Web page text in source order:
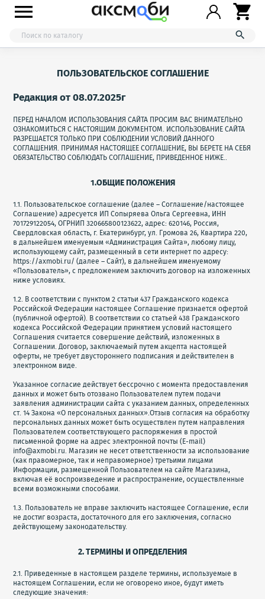



ПОЛЬЗОВАТЕЛЬСКОЕ СОГЛАШЕНИЕ
Редакция от 08.07.2025г
ПЕРЕД НАЧАЛОМ ИСПОЛЬЗОВАНИЯ САЙТА ПРОСИМ ВАС ВНИМАТЕЛЬНО
ОЗНАКОМИТЬСЯ С НАСТОЯЩИМ ДОКУМЕНТОМ. ИСПОЛЬЗОВАНИЕ САЙТА
РАЗРЕШАЕТСЯ ТОЛЬКО ПРИ СОБЛЮДЕНИИ УСЛОВИЙ ДАННОГО
СОГЛАШЕНИЯ. ПРИНИМАЯ НАСТОЯЩЕЕ СОГЛАШЕНИЕ, ВЫ БЕРЕТЕ НА СЕБЯ
ОБЯЗАТЕЛЬСТВО СОБЛЮДАТЬ СОГЛАШЕНИЕ, ПРИВЕДЕННОЕ НИЖЕ..
1.ОБЩИЕ ПОЛОЖЕНИЯ
1.1. Пользовательское соглашение (далее – Соглашение/настоящее
Соглашение) адресуется ИП Сопыряева Ольга Сергеевна, ИНН
701729122054, ОГРНИП 320665800123622, адрес: 620146, Россия,
Свердловская область, г. Екатеринбург, ул. Громова 26, Квартира 220,
в дальнейшем именуемым «Администрация Сайта», любому лицу,
использующему сайт, размещенный в сети интернет по адресу:
https://axmobi.ru/ (далее – Сайт), в дальнейшем именуемому
«Пользователь», с предложением заключить договор на изложенных
ниже условиях.
1.2. В соответствии с пунктом 2 статьи 437 Гражданского кодекса
Российской Федерации настоящее Соглашение признается офертой
(публичной офертой). В соответствии со статьей 438 Гражданского
кодекса Российской Федерации принятием условий настоящего
Соглашения считается совершение действий, изложенных в
Соглашении. Договор, заключаемый путем акцепта настоящей
оферты, не требует двустороннего подписания и действителен в
электронном виде.
Указанное согласие действует бессрочно с момента предоставления
данных и может быть отозвано Пользователем путем подачи
заявления администрации сайта с указанием данных, определенных
ст. 14 Закона «О персональных данных».Отзыв согласия на обработку
персональных данных может быть осуществлен путем направления
Пользователем соответствующего распоряжения в простой
письменной форме на адрес электронной почты (E-mail)
info@axmobi.ru. Магазин не несет ответственности за использование
(как правомерное, так и неправомерное) третьими лицами
Информации, размещенной Пользователем на сайте Магазина,
включая её воспроизведение и распространение, осуществленные
всеми возможными способами.
1.3. Пользователь не вправе заключить настоящее Соглашение, если
не достиг возраста, достаточного для его заключения, согласно
действующему законодательству.
2. ТЕРМИНЫ И ОПРЕДЕЛЕНИЯ
2.1. Приведенные в настоящем разделе термины, используемые в
настоящем Соглашении, если не оговорено иное, будут иметь
следующие значения: